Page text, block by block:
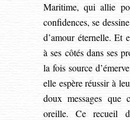
Maritime, qui allie
confidences, se
d’amour éternelle. Et
à ses côtés dans ses
la fois source
elle espère réussir à
doux messages que
oreille. Ce recueil